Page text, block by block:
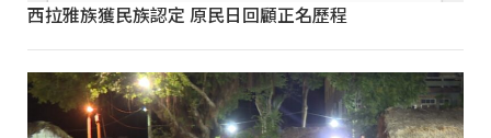
西拉雅族獲民族認定 原民日回顧正名歷程